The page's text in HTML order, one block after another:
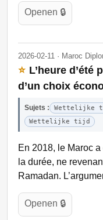
Openen 🔒
2026-02-11 · Maroc
⭐ L’heure d’été
d’un choix
Sujets :
Wettelijke
Wettelijke tijd
En 2018, le Maroc
la durée, ne
Ramadan.
Openen 🔒